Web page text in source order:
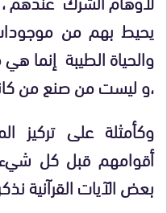
يحيط بهم من
والحياة الطيبة إنما
،و ليست من صنع من
وكأمثلة على تركيز
أقوامهم قبل كل
بعض الآيات القرآنية